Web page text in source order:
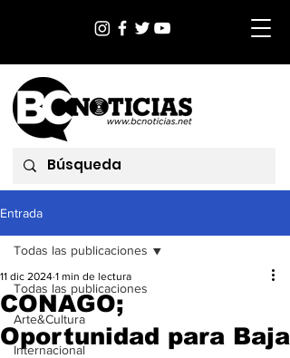
Entrada
Todas las publicaciones
Arte&Cultura
Internacional
Todas las publicaciones
CONAGO;
Oportunidad para Baja
11 dic 2024 1 min de lectura